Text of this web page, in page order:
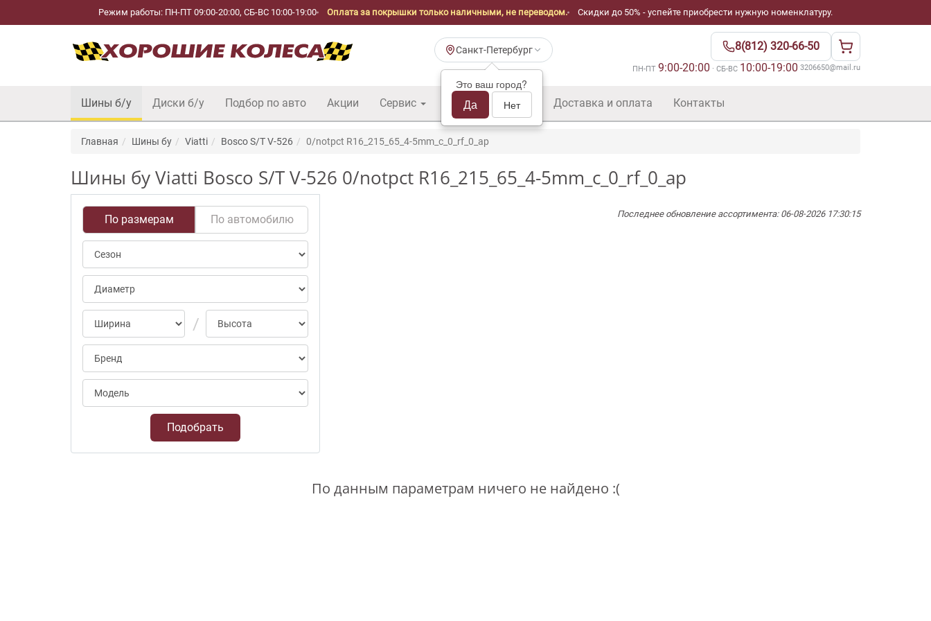
Режим работы: ПН-ПТ 09:00-20:00, СБ-ВС 10:00-19:00 Оплата за покрышки только наличными, не переводом. Скидки до 50% - успейте приобрести нужную номенклатуру.
Санкт-Петербург
Это ваш город?
Да Нет
8(812) 320-66-50
ПН-ПТ 9:00-20:00 · СБ-ВС 10:00-19:00·3206650@mail.ru
Шины б/у Диски б/у Подбор по авто Акции Сервис Шины б/у оптом Доставка и оплата Контакты
Главная Шины бу Viatti Bosco S/T V-526 0/notpct R16_215_65_4-5mm_c_0_rf_0_ap
Шины бу Viatti Bosco S/T V-526 0/notpct R16_215_65_4-5mm_c_0_rf_0_ap
По размерам По автомобилю
Подобрать
Последнее обновление ассортимента: 06-08-2026 17:30:15
По данным параметрам ничего не найдено :(